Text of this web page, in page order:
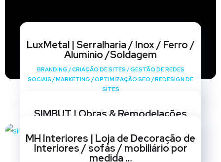
LuxMetal | Serralharia / Inox / Ferro /
Alumínio /Soldagem
BRANDING /CRIAÇÃO DE SITES /GESTÃO DE REDES
SOCIAIS /MARKETING /OPTIMIZAÇÃO SEO /REDESIGN DE
SITES
SIMBUT | Obras & Remodelações
SOCIAIS /MARKETING OPTIMIZAÇÃO SEO/ REDESIGN DE
SITES
MH Interiores | Loja de Decoração de
Interiores / sofás / mobiliário por
medida …